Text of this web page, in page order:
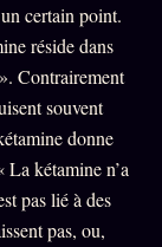
certain point.
réside dans
Contrairement
souvent
donne
La kétamine n’a
pas lié à des
pas, ou,